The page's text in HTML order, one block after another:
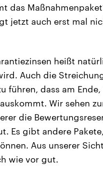
das
jetzt auch erst mal
heißt
Auch die
führen, dass am
Wir sehen
die
Es gibt andere
Aus unserer
wie vor gut.